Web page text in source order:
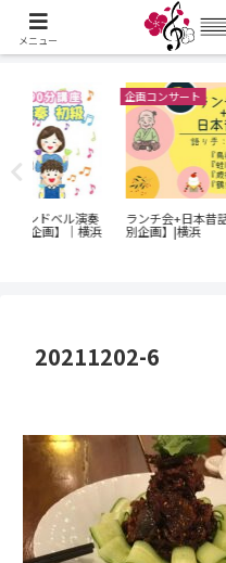
企画コンサート
ランチ会+日本昔話【かなでGW特
別企画】|横浜
20211202-6
メニュー